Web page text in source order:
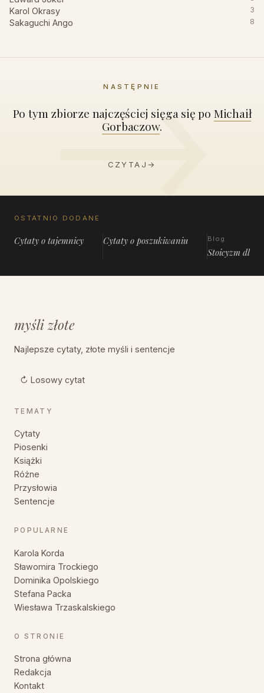
Karol Okrasy 3
Sakaguchi Ango 8
NASTĘPNIE
Po tym zbiorze najczęściej sięga się po Michaił
Gorbaczow.
CZYTAJ →
OSTATNIO DODANE
Cytaty o tajemnicy Cytaty o poszukiwaniu Blog
Stoicyzm dla
myśli złote
Najlepsze cytaty, złote myśli i sentencje
↻ Losowy cytat
TEMATY
Cytaty
Piosenki
Książki
Różne
Przysłowia
Sentencje
POPULARNE
Karola Korda
Sławomira Trockiego
Dominika Opolskiego
Stefana Packa
Wiesława Trzaskalskiego
O STRONIE
Strona główna
Redakcja
Kontakt